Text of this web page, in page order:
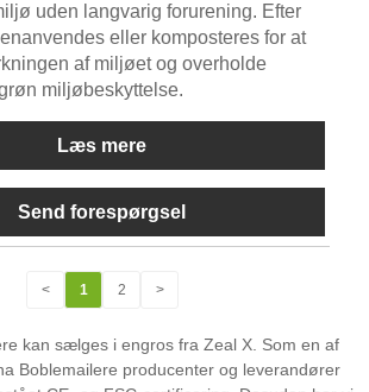
uden langvarig forurening. Efter
eller komposteres for at
af ​​miljøet og overholde
miljøbeskyttelse.
Læs mere
Send forespørgsel
< 1 2 >
kan sælges i engros fra Zeal X. Som en af
Boblemailere producenter og leverandører